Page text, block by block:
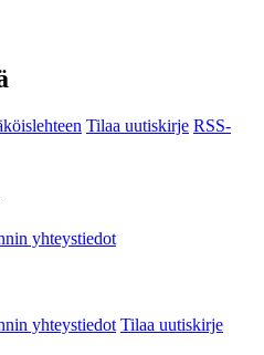
Tilaa uutiskirje RSS-
yhteystiedot
yhteystiedot Tilaa uutiskirje